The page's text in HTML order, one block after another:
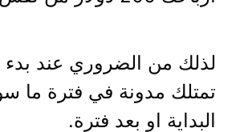
لذلك من الضروري عند بدء
تمتلك مدونة في فترة ما
البداية او بعد فترة.